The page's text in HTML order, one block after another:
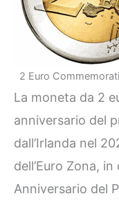
2 Euro
La moneta da 2
anniversario del
dall’Irlanda nel
dell’Euro Zona,
Anniversario del